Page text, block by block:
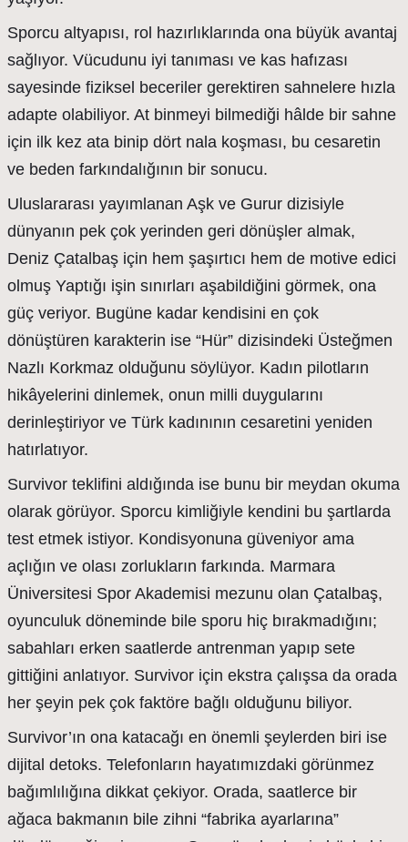
Sporcu altyapısı, rol hazırlıklarında ona büyük avantaj
sağlıyor. Vücudunu iyi tanıması ve kas hafızası
sayesinde fiziksel beceriler gerektiren sahnelere hızla
adapte olabiliyor. At binmeyi bilmediği hâlde bir sahne
için ilk kez ata binip dört nala koşması, bu cesaretin
ve beden farkındalığının bir sonucu.
Uluslararası yayımlanan Aşk ve Gurur dizisiyle
dünyanın pek çok yerinden geri dönüşler almak,
Deniz Çatalbaş için hem şaşırtıcı hem de motive edici
olmuş Yaptığı işin sınırları aşabildiğini görmek, ona
güç veriyor. Bugüne kadar kendisini en çok
dönüştüren karakterin ise “Hür” dizisindeki Üsteğmen
Nazlı Korkmaz olduğunu söylüyor. Kadın pilotların
hikâyelerini dinlemek, onun milli duygularını
derinleştiriyor ve Türk kadınının cesaretini yeniden
hatırlatıyor.
Survivor teklifini aldığında ise bunu bir meydan okuma
olarak görüyor. Sporcu kimliğiyle kendini bu şartlarda
test etmek istiyor. Kondisyonuna güveniyor ama
açlığın ve olası zorlukların farkında. Marmara
Üniversitesi Spor Akademisi mezunu olan Çatalbaş,
oyunculuk döneminde bile sporu hiç bırakmadığını;
sabahları erken saatlerde antrenman yapıp sete
gittiğini anlatıyor. Survivor için ekstra çalışsa da orada
her şeyin pek çok faktöre bağlı olduğunu biliyor.
Survivor’ın ona katacağı en önemli şeylerden biri ise
dijital detoks. Telefonların hayatımızdaki görünmez
bağımlılığına dikkat çekiyor. Orada, saatlerce bir
ağaca bakmanın bile zihni “fabrika ayarlarına”